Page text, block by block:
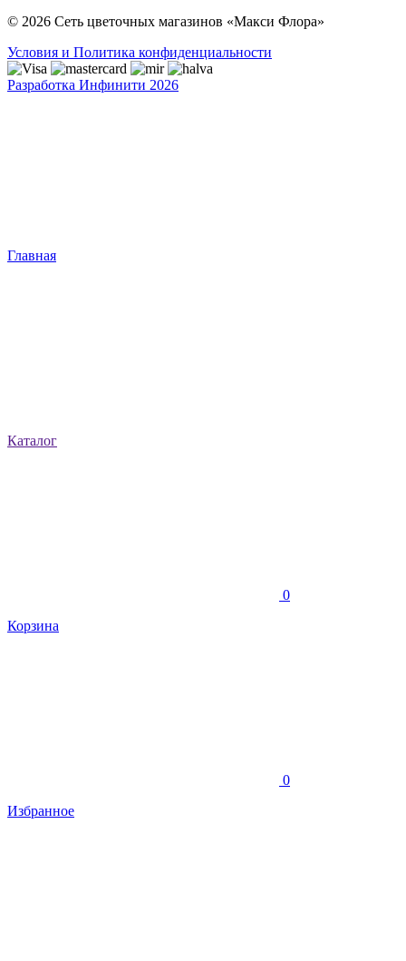
© 2026 Сеть цветочных магазинов «Макси Флора»
Условия и Политика конфиденциальности
Разработка Инфинити 2026
Главная
Каталог
0
Корзина
0
Избранное